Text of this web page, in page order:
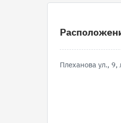
Плеханова ул., 9,